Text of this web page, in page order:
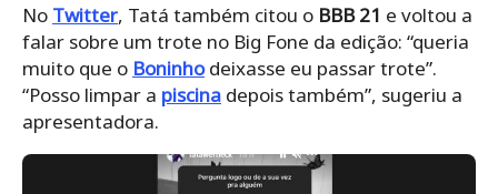
No Twitter, Tatá também citou o BBB 21 e voltou a
falar sobre um trote no Big Fone da edição: “queria
muito que o Boninhodeixasse eu passar trote”.
“Posso limpar a piscina depois também”, sugeriu a
apresentadora.